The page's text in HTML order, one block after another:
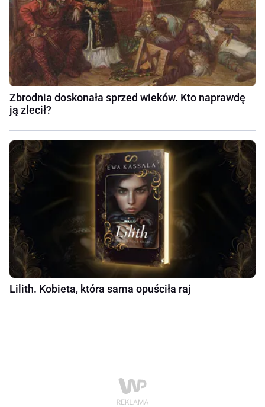
Zbrodnia doskonała sprzed wieków. Kto naprawdę
ją zlecił?
Lilith. Kobieta, która sama opuściła raj